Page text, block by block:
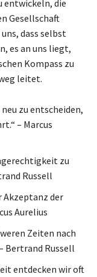
entwickeln, die
Gesellschaft
dass selbst
es an uns liegt,
Kompass zu
leitet.
neu zu entscheiden,
– Marcus
zu
Russell
Akzeptanz der
Aurelius
Zeiten nach
Bertrand Russell
entdecken wir oft